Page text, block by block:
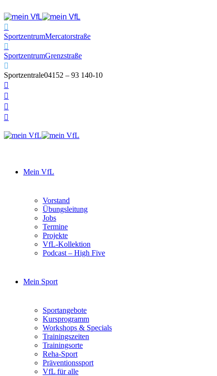
SportzentrumMercatorstraße
SportzentrumGrenzstraße
Sportzentrale04152 – 93 140-10
Mein VfL
Vorstand
Übungsleitung
Jobs
Termine
Projekte
VfL-Kollektion
Podcast – High Five
Mein Sport
Sportangebote
Kursprogramm
Workshops & Specials
Trainingszeiten
Trainingsorte
Reha-Sport
Präventionssport
VfL für alle